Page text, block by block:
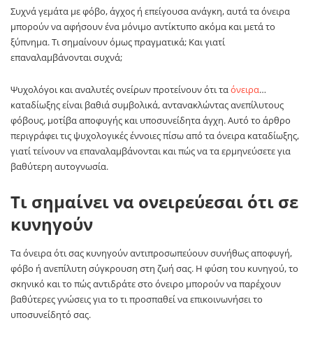
Συχνά γεμάτα με φόβο, άγχος ή επείγουσα ανάγκη, αυτά τα όνειρα
μπορούν να αφήσουν ένα μόνιμο αντίκτυπο ακόμα και μετά το
ξύπνημα. Τι σημαίνουν όμως πραγματικά; Και γιατί
επαναλαμβάνονται συχνά;
Ψυχολόγοι και αναλυτές ονείρων προτείνουν ότι ταόνειρα…
καταδίωξης είναι βαθιά συμβολικά, αντανακλώντας ανεπίλυτους
φόβους, μοτίβα αποφυγής και υποσυνείδητα άγχη. Αυτό το άρθρο
περιγράφει τις ψυχολογικές έννοιες πίσω από τα όνειρα καταδίωξης,
γιατί τείνουν να επαναλαμβάνονται και πώς να τα ερμηνεύσετε για
βαθύτερη αυτογνωσία.
Τι σημαίνει να ονειρεύεσαι ότι σε
κυνηγούν
Τα όνειρα ότι σας κυνηγούν αντιπροσωπεύουν συνήθως αποφυγή,
φόβο ή ανεπίλυτη σύγκρουση στη ζωή σας. Η φύση του κυνηγού, το
σκηνικό και το πώς αντιδράτε στο όνειρο μπορούν να παρέχουν
βαθύτερες γνώσεις για το τι προσπαθεί να επικοινωνήσει το
υποσυνείδητό σας.